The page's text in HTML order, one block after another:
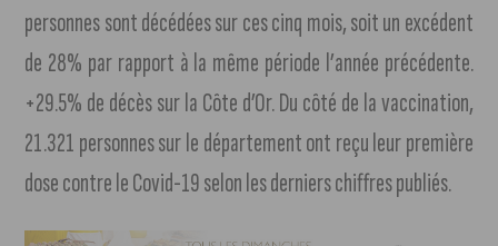
personnes sont décédées sur ces cinq mois, soit un excédent
de 28% par rapport à la même période l’année précédente.
+29.5% de décès sur la Côte d’Or. Du côté de la vaccination,
21.321 personnes sur le département ont reçu leur première
dose contre le Covid-19 selon les derniers chiffres publiés.